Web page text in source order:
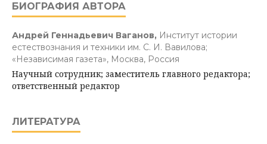
БИОГРАФИЯ АВТОРА
Андрей Геннадьевич Ваганов, Институт истории
естествознания и техники им. С. И. Вавилова;
«Независимая газета», Москва, Россия
Научный сотрудник; заместитель главного редактора;
ответственный редактор
ЛИТЕРАТУРА